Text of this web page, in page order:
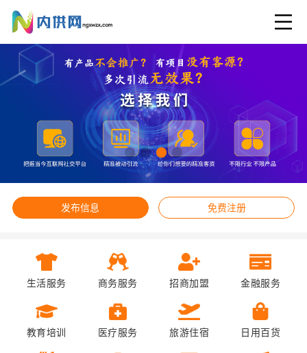
发布信息 免费注册
生活服务 商务服务 招商加盟 金融服务
教育培训 医疗服务 旅游住宿 日用百货